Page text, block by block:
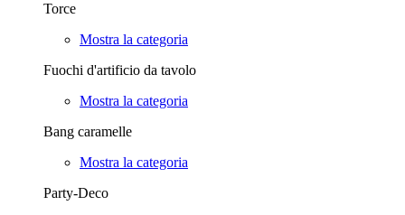
Torce
Mostra la categoria
Fuochi d'artificio da tavolo
Mostra la categoria
Bang caramelle
Mostra la categoria
Party-Deco